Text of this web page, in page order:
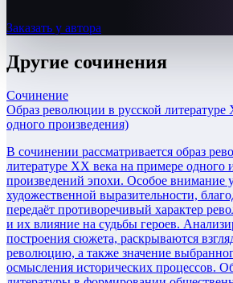
Заказать у автора
Другие сочинения
Сочинение
Образ революции в русской литературе
одного произведения)
В сочинении рассматривается образ
литературе XX века на примере одного
произведений эпохи. Особое внимание
художественной выразительности,
передаёт противоречивый характер
и их влияние на судьбы героев.
построения сюжета, раскрываются
революцию, а также значение
осмысления исторических процессов.